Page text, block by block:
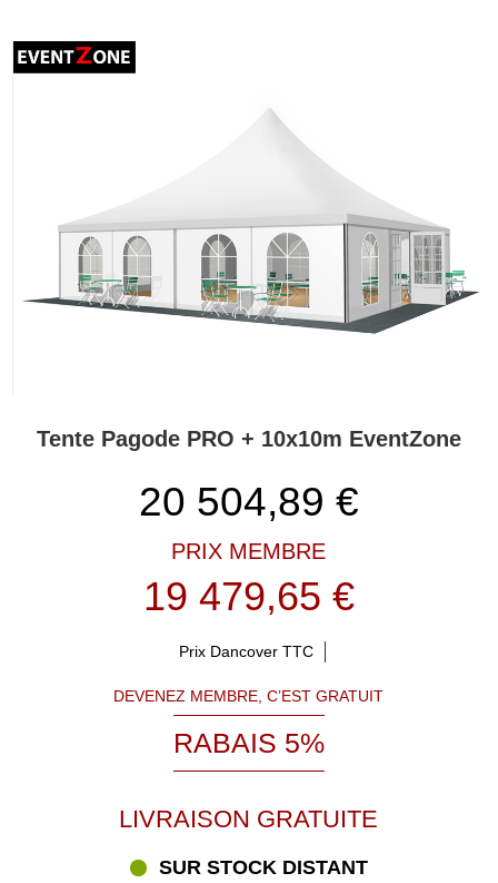
Tente Pagode PRO + 10x10m EventZone
20 504,89 €
PRIX MEMBRE
19 479,65 €
Prix Dancover TTC
DEVENEZ MEMBRE, C’EST GRATUIT
RABAIS 5%
LIVRAISON GRATUITE
SUR STOCK DISTANT